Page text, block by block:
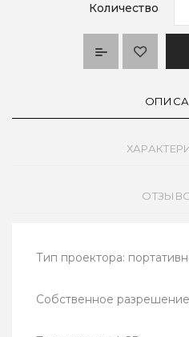
Количество
Тип проектора:
Собственное